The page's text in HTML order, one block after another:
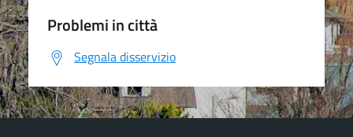
Problemi in città
Segnala disservizio